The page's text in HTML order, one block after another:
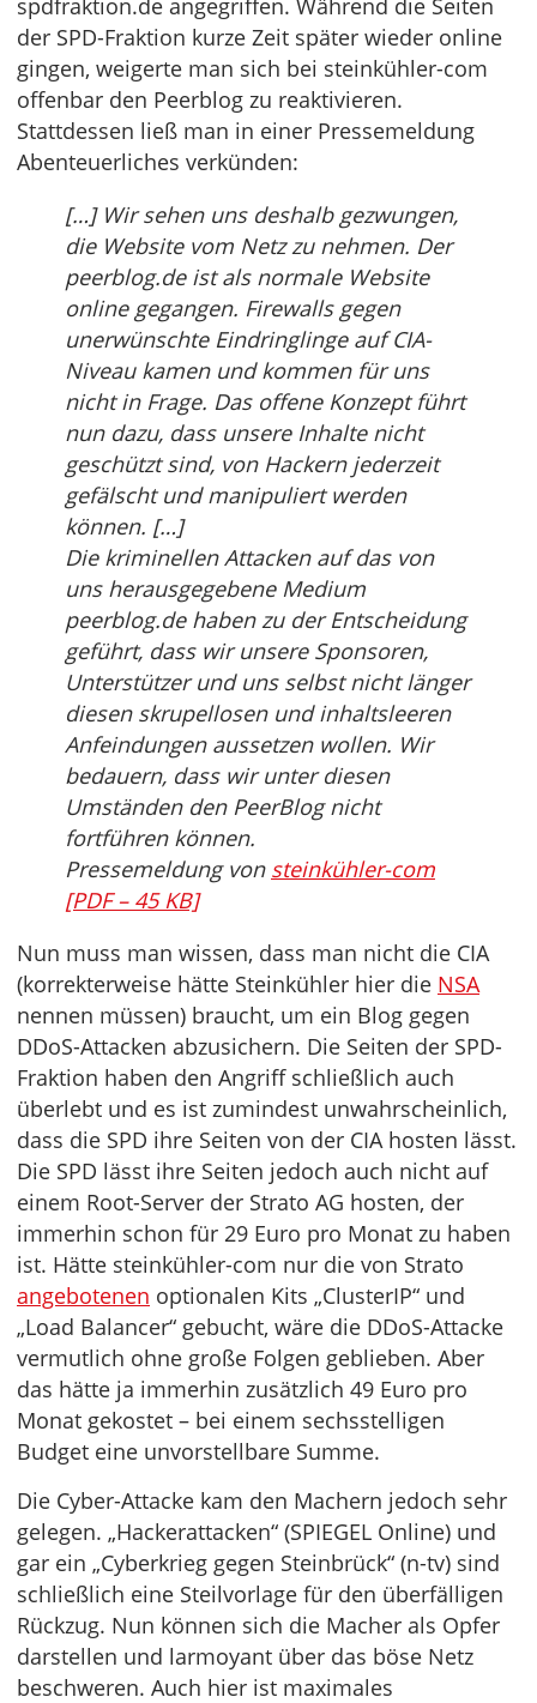
spdfraktion.de angegriffen. Während die Seiten
der SPD-Fraktion kurze Zeit später wieder online
gingen, weigerte man sich bei steinkühler-com
offenbar den Peerblog zu reaktivieren.
Stattdessen ließ man in einer Pressemeldung
Abenteuerliches verkünden:
[…] Wir sehen uns deshalb gezwungen,
die Website vom Netz zu nehmen. Der
peerblog.de ist als normale Website
online gegangen. Firewalls gegen
unerwünschte Eindringlinge auf CIA-
Niveau kamen und kommen für uns
nicht in Frage. Das offene Konzept führt
nun dazu, dass unsere Inhalte nicht
geschützt sind, von Hackern jederzeit
gefälscht und manipuliert werden
können. […]
Die kriminellen Attacken auf das von
uns herausgegebene Medium
peerblog.de haben zu der Entscheidung
geführt, dass wir unsere Sponsoren,
Unterstützer und uns selbst nicht länger
diesen skrupellosen und inhaltsleeren
Anfeindungen aussetzen wollen. Wir
bedauern, dass wir unter diesen
Umständen den PeerBlog nicht
fortführen können.
Pressemeldung von steinkühler-com
[PDF – 45 KB]
Nun muss man wissen, dass man nicht die CIA
(korrekterweise hätte Steinkühler hier die NSA
nennen müssen) braucht, um ein Blog gegen
DDoS-Attacken abzusichern. Die Seiten der SPD-
Fraktion haben den Angriff schließlich auch
überlebt und es ist zumindest unwahrscheinlich,
dass die SPD ihre Seiten von der CIA hosten lässt.
Die SPD lässt ihre Seiten jedoch auch nicht auf
einem Root-Server der Strato AG hosten, der
immerhin schon für 29 Euro pro Monat zu haben
ist. Hätte steinkühler-com nur die von Strato
angebotenen optionalen Kits „ClusterIP“ und
„Load Balancer“ gebucht, wäre die DDoS-Attacke
vermutlich ohne große Folgen geblieben. Aber
das hätte ja immerhin zusätzlich 49 Euro pro
Monat gekostet – bei einem sechsstelligen
Budget eine unvorstellbare Summe.
Die Cyber-Attacke kam den Machern jedoch sehr
gelegen. „Hackerattacken“ (SPIEGEL Online) und
gar ein „Cyberkrieg gegen Steinbrück“ (n-tv) sind
schließlich eine Steilvorlage für den überfälligen
Rückzug. Nun können sich die Macher als Opfer
darstellen und larmoyant über das böse Netz
beschweren. Auch hier ist maximales